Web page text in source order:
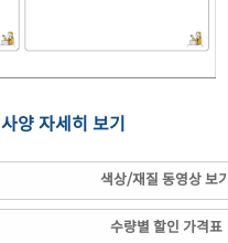
양 자세히 보기
색상/재질 동영상 보기
수량별 할인 가격표